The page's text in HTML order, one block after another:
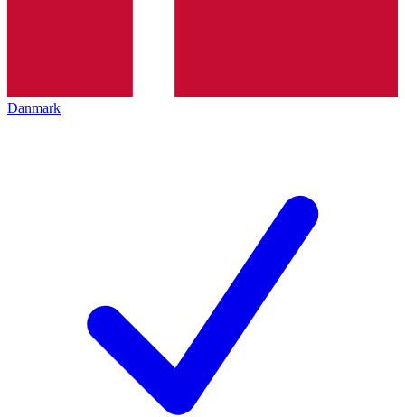
Danmark